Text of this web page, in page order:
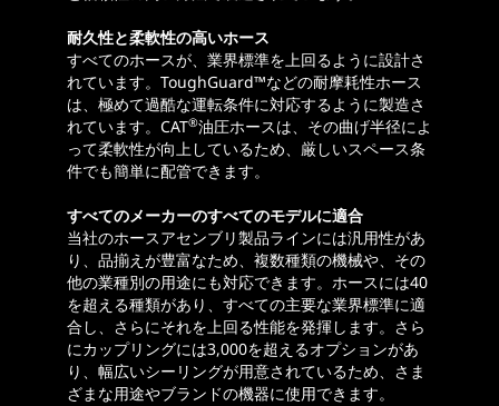
耐久性と柔軟性の高いホース
すべてのホースが、業界標準を上回るように設計さ
れています。ToughGuard™などの耐摩耗性ホース
は、極めて過酷な運転条件に対応するように製造さ
れています。CAT®油圧ホースは、その曲げ半径によ
って柔軟性が向上しているため、厳しいスペース条
件でも簡単に配管できます。
すべてのメーカーのすべてのモデルに適合
当社のホースアセンブリ製品ラインには汎用性があ
り、品揃えが豊富なため、複数種類の機械や、その
他の業種別の用途にも対応できます。ホースには40
を超える種類があり、すべての主要な業界標準に適
合し、さらにそれを上回る性能を発揮します。さら
にカップリングには3,000を超えるオプションがあ
り、幅広いシーリングが用意されているため、さま
ざまな用途やブランドの機器に使用できます。